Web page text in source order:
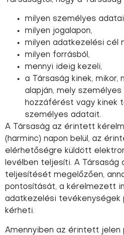
milyen személyes
milyen jogalapon,
milyen adatkezelési cél
milyen forrásból,
mennyi ideig kezeli,
a Társaság kinek, mikor,
alapján, mely
hozzáférést vagy kinek
személyes adatait.
A Társaság az érintett
(harminc) napon belül, az
elérhetőségre küldött
levélben teljesíti. A
teljesítését megelőzően,
pontosítását, a kérelmezett
adatkezelési tevékenységek
kérheti.
Amennyiben az érintett jelen